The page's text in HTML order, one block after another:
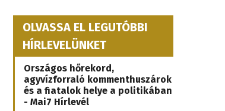
OLVASSA EL LEGUTÓBBI
HÍRLEVELÜNKET
Országos hőrekord,
agyvízforraló kommenthuszárok
és a fiatalok helye a politikában
- Mai7 Hírlevél